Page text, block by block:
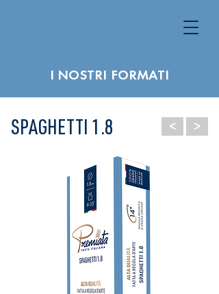
I NOSTRI FORMATI
SPAGHETTI 1.8 < >